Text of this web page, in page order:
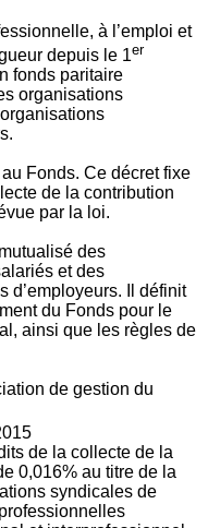
à l’emploi et
depuis le 1er
fonds paritaire
organisations
Fonds. Ce décret fixe
de la contribution
par la loi.
des
et des
d’employeurs. Il définit
du Fonds pour le
ainsi que les règles de
de gestion du
de la collecte de la
0,016% au titre de la
syndicales de